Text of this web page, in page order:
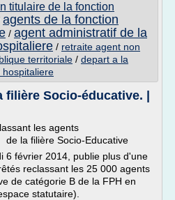
titulaire de la fonction
agents de la fonction
/ agent administratif de la
/ retraite agent non
territoriale / depart a la
hospitaliere
Socio-éducative. |
les agents
Educative
6 février 2014, publie plus d'une
reclassant les 25 000 agents
de catégorie B de la FPH en
statutaire).